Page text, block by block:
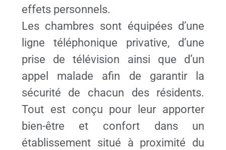
effets personnels.
Les chambres sont équipées d’une
ligne téléphonique privative, d’une
prise de télévision ainsi que d’un
appel malade afin de garantir la
sécurité de chacun des résidents.
Tout est conçu pour leur apporter
bien-être et confort dans un
établissement situé à proximité du